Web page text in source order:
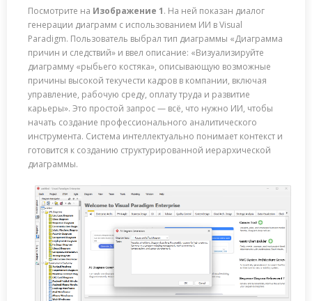
Посмотрите на Изображение 1. На ней показан диалог
генерации диаграмм с использованием ИИ в Visual
Paradigm. Пользователь выбрал тип диаграммы «Диаграмма
причин и следствий» и ввел описание: «Визуализируйте
диаграмму «рыбьего костяка», описывающую возможные
причины высокой текучести кадров в компании, включая
управление, рабочую среду, оплату труда и развитие
карьеры». Это простой запрос — всё, что нужно ИИ, чтобы
начать создание профессионального аналитического
инструмента. Система интеллектуально понимает контекст и
готовится к созданию структурированной иерархической
диаграммы.